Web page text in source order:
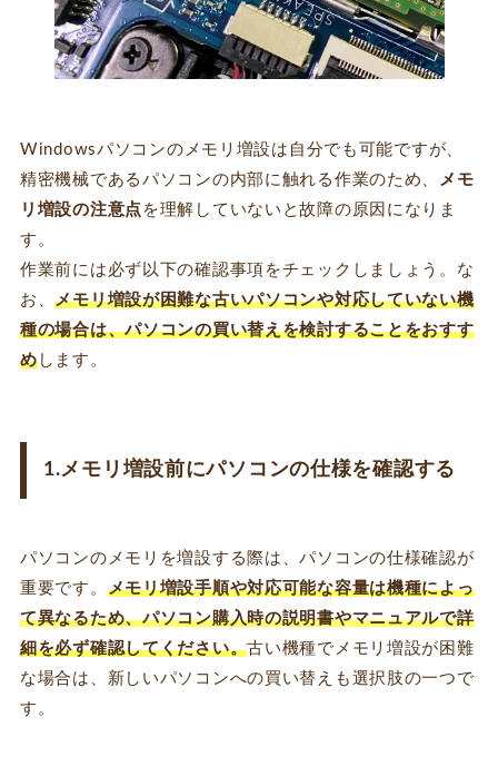
Windowsパソコンのメモリ増設は自分でも可能ですが、
精密機械であるパソコンの内部に触れる作業のため、 メモ
リ増設の注意点 を理解していないと故障の原因になりま
す。
作業前には必ず以下の確認事項をチェックしましょう。な
お、メモリ増設が困難な古いパソコンや対応していない機
種の場合は、パソコンの買い替えを検討することをおすす
めします。
1.メモリ増設前にパソコンの仕様を確認する
パソコンのメモリを増設する際は、パソコンの仕様確認が
重要です。 メモリ増設手順や対応可能な容量は機種によっ
て異なるため、パソコン購入時の説明書やマニュアルで詳
細を必ず確認してください。古い機種でメモリ増設が困難
な場合は、新しいパソコンへの買い替えも選択肢の一つで
す。